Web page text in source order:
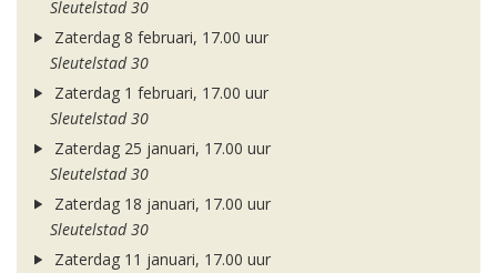
Sleutelstad 30
Zaterdag 8 februari, 17.00 uur
Sleutelstad 30
Zaterdag 1 februari, 17.00 uur
Sleutelstad 30
Zaterdag 25 januari, 17.00 uur
Sleutelstad 30
Zaterdag 18 januari, 17.00 uur
Sleutelstad 30
Zaterdag 11 januari, 17.00 uur